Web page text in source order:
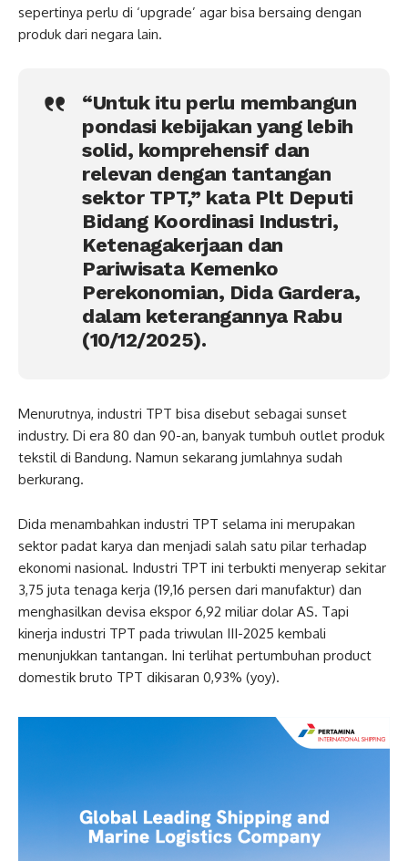
sepertinya perlu di ‘upgrade’ agar bisa bersaing dengan
produk dari negara lain.
“Untuk itu perlu membangun
pondasi kebijakan yang lebih
solid, komprehensif dan
relevan dengan tantangan
sektor TPT,” kata Plt Deputi
Bidang Koordinasi Industri,
Ketenagakerjaan dan
Pariwisata Kemenko
Perekonomian, Dida Gardera,
dalam keterangannya Rabu
(10/12/2025).
Menurutnya, industri TPT bisa disebut sebagai sunset
industry. Di era 80 dan 90-an, banyak tumbuh outlet produk
tekstil di Bandung. Namun sekarang jumlahnya sudah
berkurang.
Dida menambahkan industri TPT selama ini merupakan
sektor padat karya dan menjadi salah satu pilar terhadap
ekonomi nasional. Industri TPT ini terbukti menyerap sekitar
3,75 juta tenaga kerja (19,16 persen dari manufaktur) dan
menghasilkan devisa ekspor 6,92 miliar dolar AS. Tapi
kinerja industri TPT pada triwulan III-2025 kembali
menunjukkan tantangan. Ini terlihat pertumbuhan product
domestik bruto TPT dikisaran 0,93% (yoy).